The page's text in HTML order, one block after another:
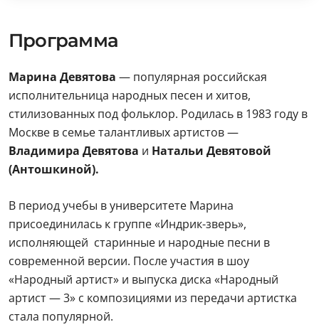
Программа
Марина Девятова — популярная российская
исполнительница народных песен и хитов,
стилизованных под фольклор. Родилась в 1983 году в
Москве в семье талантливых артистов —
Владимира Девятова и Натальи Девятовой
(Антошкиной).
В период учебы в университете Марина
присоединилась к группе «Индрик-зверь»,
исполняющей старинные и народные песни в
современной версии. После участия в шоу
«Народный артист» и выпуска диска «Народный
артист — 3» с композициями из передачи артистка
стала популярной.